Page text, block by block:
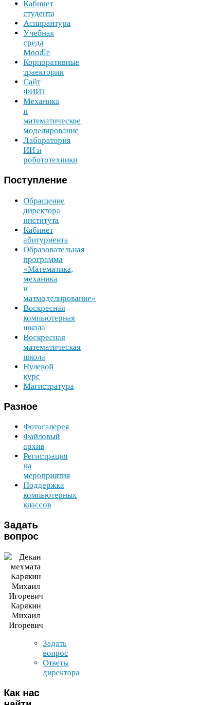
Кабинет
студента
Аспирантура
Учебная
среда
Moodle
Корпоративные
траектории
Сайт
ФИИТ
Механика
и
математическое
моделирование
Лаборатория
ИИ и
робототехники
Поступление
Обращение
директора
института
Кабинет
абитуриента
Образовательная
программа
«Математика,
механика
и
матмоделирование»
Воскресная
компьютерная
школа
Воскресная
математическая
школа
Нулевой
курс
Магистратура
Разное
Фотогалерея
Файловый
архив
Регистрация
на
мероприятия
Поддержка
компьютерных
классов
Задать
вопрос
Карякин
Михаил
Игоревич
Задать
вопрос
Ответы
директора
Как нас